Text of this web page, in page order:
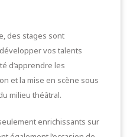
des stages sont
vos talents
d’apprendre les
et la mise en scène sous
milieu théâtral.
enrichissants sur